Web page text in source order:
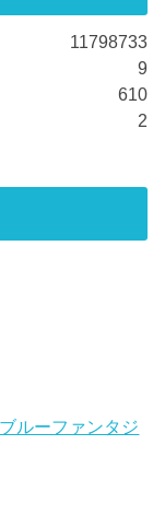
11798733
9
610
2